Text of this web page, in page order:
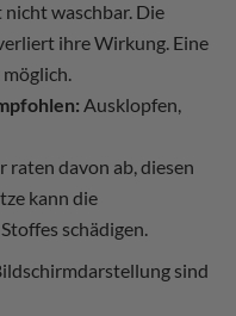
waschbar. Die
ihre Wirkung. Eine
Ausklopfen,
raten davon ab, diesen
kann die
schädigen.
sind